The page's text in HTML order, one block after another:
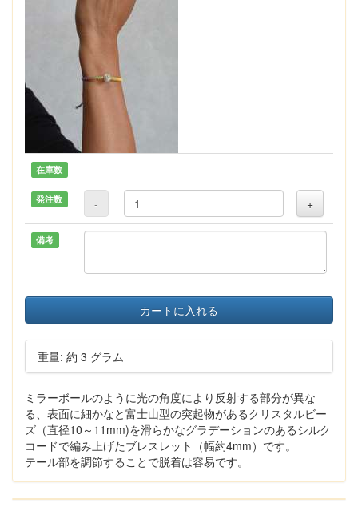
在庫数
発注数 - +
備考
カートに入れる
重量: 約 3 グラム
ミラーボールのように光の角度により反射する部分が異な
る、表面に細かなと富士山型の突起物があるクリスタルビー
ズ（直径10～11mm)を滑らかなグラデーションのあるシルク
コードで編み上げたブレスレット（幅約4mm）です。
テール部を調節することで脱着は容易です。